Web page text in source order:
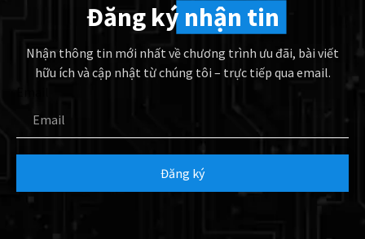
Đăng ký nhận tin
Nhận thông tin mới nhất về chương trình ưu đãi, bài viết
hữu ích và cập nhật từ chúng tôi – trực tiếp qua email.
Đăng ký